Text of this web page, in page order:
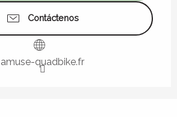
Contáctenos
amuse-quadbike.fr